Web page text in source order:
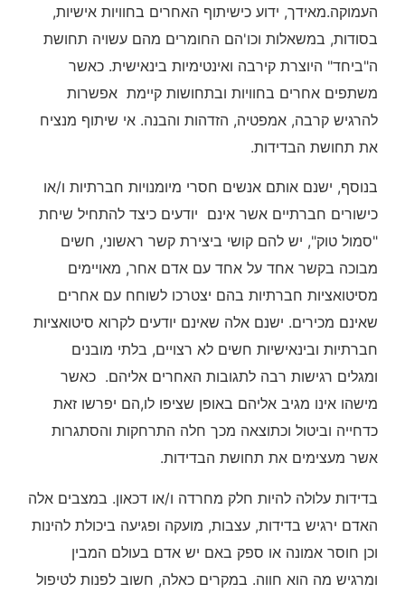
העמוקה.מאידך, ידוע כישיתוף האחרים בחוויות אישיות,
בסודות, במשאלות וכו'הם החומרים מהם עשויה תחושת
ה"ביחד" היוצרת קירבה ואינטימיות בינאישית. כאשר
משתפים אחרים בחוויות ובתחושות קיימת אפשרות
להרגיש קרבה, אמפטיה, הזדהות והבנה. אי שיתוף מנציח
את תחושת הבדידות.
בנוסף, ישנם אותם אנשים חסרי מיומנויות חברתיות ו/או
כישורים חברתיים אשר אינם יודעים כיצד להתחיל שיחת
"סמול טוק", יש להם קושי ביצירת קשר ראשוני, חשים
מבוכה בקשר אחד על אחד עם אדם אחר, מאויימים
מסיטואציות חברתיות בהם יצטרכו לשוחח עם אחרים
שאינם מכירים. ישנם אלה שאינם יודעים לקרוא סיטואציות
חברתיות ובינאישיות חשים לא רצויים, בלתי מובנים
ומגלים רגישות רבה לתגובות האחרים אליהם. כאשר
מישהו אינו מגיב אליהם באופן שציפו לו,הם יפרשו זאת
כדחייה וביטול וכתוצאה מכך חלה התרחקות והסתגרות
אשר מעצימים את תחושת הבדידות.
בדידות עלולה להיות חלק מחרדה ו/או דכאון. במצבים אלה
האדם ירגיש בדידות, עצבות, מועקה ופגיעה ביכולת להינות
וכן חוסר אמונה או ספק באם יש אדם בעולם המבין
ומרגיש מה הוא חווה. במקרים כאלה, חשוב לפנות לטיפול